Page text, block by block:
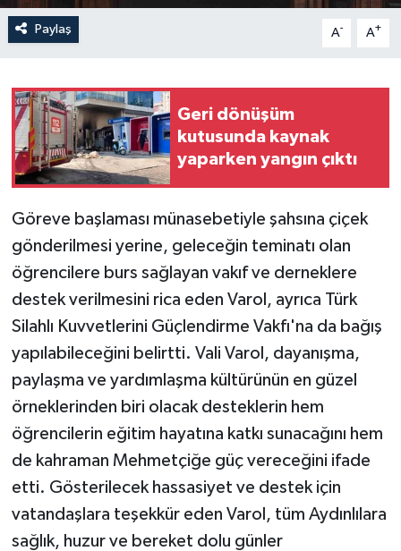
Paylaş A- A+
Geri dönüşüm
kutusunda kaynak
yaparken yangın çıktı
Göreve başlaması münasebetiyle şahsına çiçek
gönderilmesi yerine, geleceğin teminatı olan
öğrencilere burs sağlayan vakıf ve derneklere
destek verilmesini rica eden Varol, ayrıca Türk
Silahlı Kuvvetlerini Güçlendirme Vakfı'na da bağış
yapılabileceğini belirtti. Vali Varol, dayanışma,
paylaşma ve yardımlaşma kültürünün en güzel
örneklerinden biri olacak desteklerin hem
öğrencilerin eğitim hayatına katkı sunacağını hem
de kahraman Mehmetçiğe güç vereceğini ifade
etti. Gösterilecek hassasiyet ve destek için
vatandaşlara teşekkür eden Varol, tüm Aydınlılara
sağlık, huzur ve bereket dolu günler